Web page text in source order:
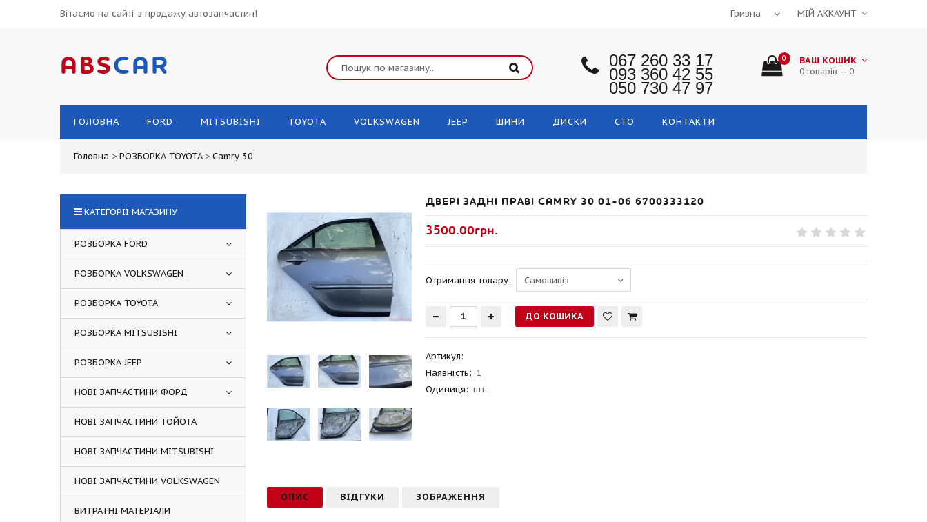
Вітаємо на сайті з продажу автозапчастин! МІЙ АККАУНТ
ABSCAR 067 260 33 17
093 360 42 55
050 730 47 97
0 ВАШ КОШИК
0 товарів — 0
ГОЛОВНА FORD MITSUBISHI TOYOTA VOLKSWAGEN JEEP ШИНИ ДИСКИ СТО КОНТАКТИ
Головна > РОЗБОРКА TOYOTA > Camry 30
ДВЕРІ ЗАДНІ ПРАВІ CAMRY 30 01-06 6700333120
3500.00грн.
Отримання товару:
Артикул:
Наявність: 1
Одиниця: шт.
ОПИС ВІДГУКИ ЗОБРАЖЕННЯ
КАТЕГОРІЇ МАГАЗИНУ
РОЗБОРКА FORD
РОЗБОРКА VOLKSWAGEN
РОЗБОРКА TOYOTA
РОЗБОРКА MITSUBISHI
РОЗБОРКА JEEP
НОВІ ЗАПЧАСТИНИ ФОРД
НОВІ ЗАПЧАСТИНИ ТОЙОТА
НОВІ ЗАПЧАСТИНИ MITSUBISHI
НОВІ ЗАПЧАСТИНИ VOLKSWAGEN
ВИТРАТНІ МАТЕРІАЛИ